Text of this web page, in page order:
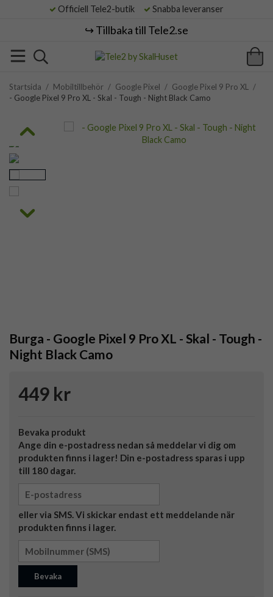
Officiell Tele2-butik Snabba leveranser
↪️ Tillbaka till Tele2.se
Startsida / Mobiltillbehör / Google Pixel / Google Pixel 9 Pro XL
/
- Google Pixel 9 Pro XL - Skal - Tough - Night Black Camo
Burga - Google Pixel 9 Pro XL - Skal - Tough -
Night Black Camo
449 kr
Bevaka produkt
Ange din e-postadress nedan så meddelar vi dig om
produkten finns i lager! Din e-postadress sparas i upp
till 180 dagar.
eller via SMS. Vi skickar endast ett meddelande när
produkten finns i lager.
Bevaka